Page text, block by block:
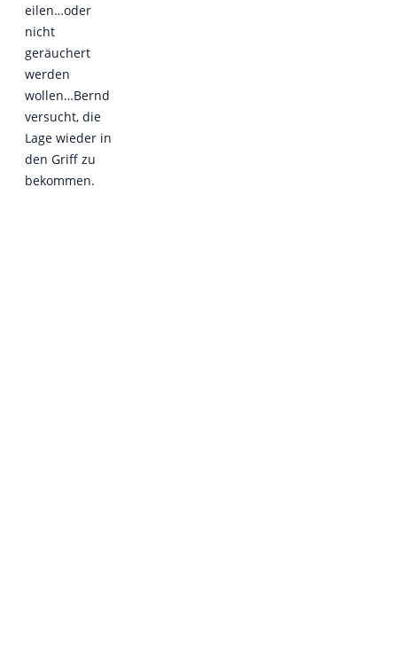
eilen…oder
nicht
geräuchert
werden
wollen…Bernd
versucht, die
Lage wieder in
den Griff zu
bekommen.